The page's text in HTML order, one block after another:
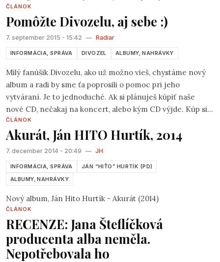
pokusom o rozpad alebo zastavenie činnosti, vydala v
českom vydavateľstve Indies Happy Trails zbrusu nový
a spol.. Vybral som sa tam bez konzultácie s internetom a
bola to chyba, pretože lístky boli beznádejne vypredané.
Našťastie ma istý p. Jaromír uviedol na zoznam ako VIP
osobu, tak som sa cítil primerane dôležito.
ČLÁNOK
Pomôžte Divozelu, aj sebe :)
7. september 2015 - 15:42 — Radiar
INFORMÁCIA, SPRÁVA DIVOZEL ALBUMY, NAHRÁVKY
Milý fanúšik Divozelu, ako už možno vieš, chystáme nový
album a radi by sme ťa poprosili o pomoc pri jeho
vytváraní. Je to jednoduché. Ak si plánuješ kúpiť naše
nové CD, nečakaj na koncert, alebo kým CD výjde. Kúp si
ho v predpredaji a tým nám vlastne pomôžeš zrealizovať
jeho vydanie. Všetko sme to rozbehli cez stránku
ČLÁNOK
Akurát, Ján HITO Hurtík, 2014
7. december 2014 - 20:49 — JH
INFORMÁCIA, SPRÁVA
JÁN “HIŤO” HURTÍK (PD)
ALBUMY, NAHRÁVKY
Nový album, Ján Hito Hurtík - Akurát (2014)
ČLÁNOK
RECENZE: Jana Šteflíčková
producenta alba neměla.
Nepotřebovala ho